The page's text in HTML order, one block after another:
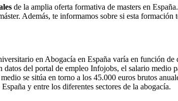
de la amplia oferta formativa de masters en
Además, te informamos sobre si esta formación
en Abogacía en España varía en función
del portal de empleo Infojobs, el salario
se sitúa en torno a los 45.000 euros brutos
y entre los diferentes sectores de la abogacía.